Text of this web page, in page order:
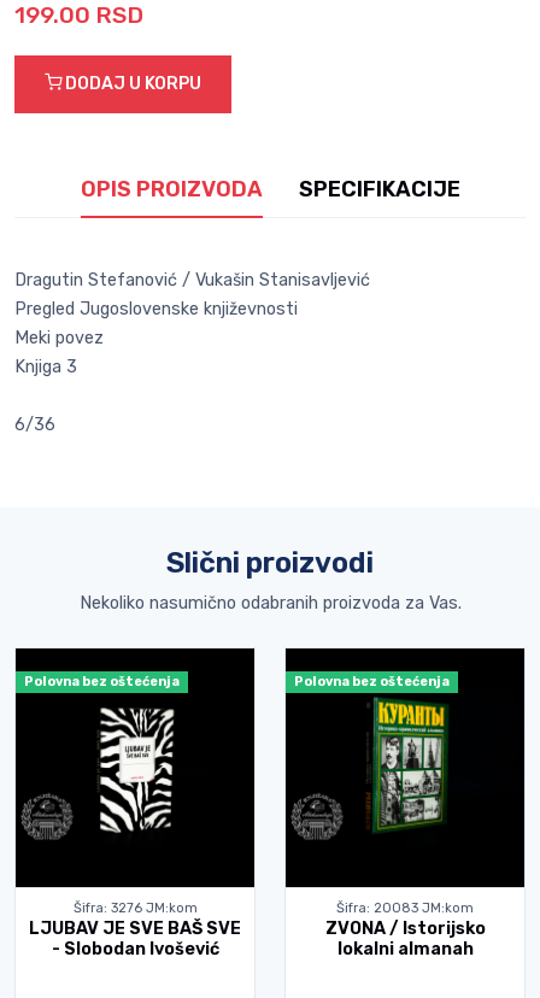
199.00 RSD
DODAJ U KORPU
OPIS PROIZVODA SPECIFIKACIJE
Dragutin Stefanović / Vukašin Stanisavljević
Pregled Jugoslovenske književnosti
Meki povez
Knjiga 3
6/36
Slični proizvodi
Nekoliko nasumično odabranih proizvoda za Vas.
Polovna bez oštećenja
Šifra: 3276 JM:kom
LJUBAV JE SVE BAŠ SVE
- Slobodan Ivošević
Polovna bez oštećenja
Šifra: 20083 JM:kom
ZVONA / Istorijsko
lokalni almanah